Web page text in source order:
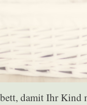
damit Ihr Kind